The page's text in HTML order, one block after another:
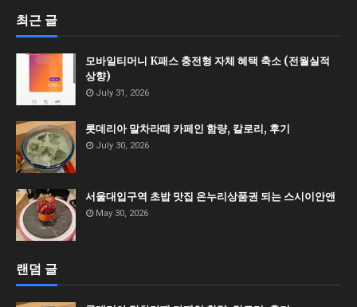
최근 글
모바일티머니 K패스 충전형 자체 혜택 축소 (전월실적
상향)
July 31, 2026
롯데리아 말차라떼 카페인 함량, 칼로리, 후기
July 30, 2026
서울대입구역 초밥 맛집 온누리상품권 되는 스시이안앤
May 30, 2026
랜덤 글